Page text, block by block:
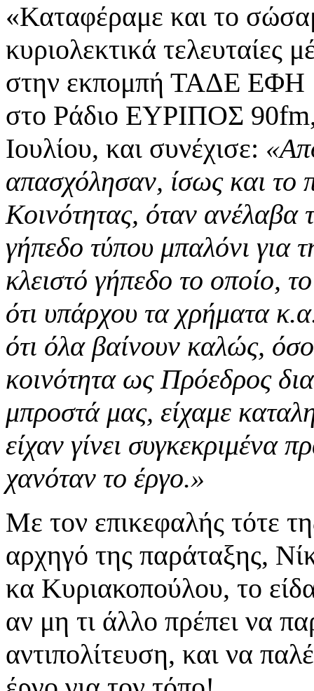
«Καταφέραμε και το
κυριολεκτικά τελευταίες
στην εκπομπή ΤΑΔΕ ΕΦΗ
στο Ράδιο ΕΥΡΙΠΟΣ
Ιουλίου, και συνέχισε:
απασχόλησαν, ίσως και το
Κοινότητας, όταν ανέλαβα
γήπεδο τύπου μπαλόνι για
κλειστό γήπεδο το οποίο,
ότι υπάρχου τα χρήματα
ότι όλα βαίνουν καλώς,
κοινότητα ως Πρόεδρος
μπροστά μας, είχαμε
είχαν γίνει συγκεκριμένα
χανόταν το έργο.»
Με τον επικεφαλής τότε
αρχηγό της παράταξης,
κα Κυριακοπούλου, το
αν μη τι άλλο πρέπει να
αντιπολίτευση, και να